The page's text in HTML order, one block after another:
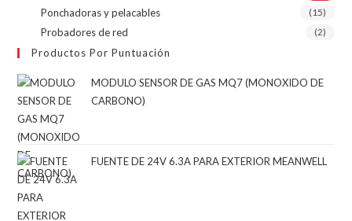
Ponchadoras y pelacables (15)
Probadores de red (2)
Productos Por Puntuación
MODULO SENSOR DE GAS MQ7 (MONOXIDO DE
CARBONO)
FUENTE DE 24V 6.3A PARA EXTERIOR MEANWELL